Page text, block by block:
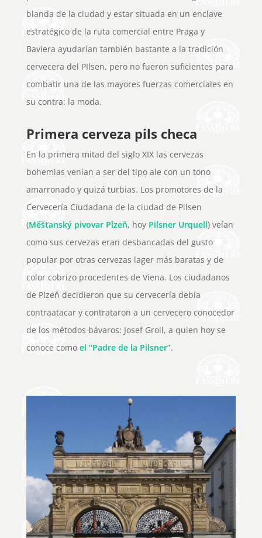
blanda de la ciudad y estar situada en un enclave
estratégico de la ruta comercial entre Praga y
Baviera ayudarían también bastante a la tradición
cervecera del PIlsen, pero no fueron suficientes para
combatir una de las mayores fuerzas comerciales en
su contra: la moda.
Primera cerveza pils checa
En la primera mitad del siglo XIX las cervezas
bohemias venían a ser del tipo ale con un tono
amarronado y quizá turbias. Los promotores de la
Cervecería Ciudadana de la ciudad de Pilsen
(Měšťanský pivovar Plzeň, hoy Pilsner Urquell) veían
como sus cervezas eran desbancadas del gusto
popular por otras cervezas lager más baratas y de
color cobrizo procedentes de Viena. Los ciudadanos
de Plzeň decidieron que su cervecería debía
contraatacar y contrataron a un cervecero conocedor
de los métodos bávaros: Josef Groll, a quien hoy se
conoce como el “Padre de la Pilsner”.